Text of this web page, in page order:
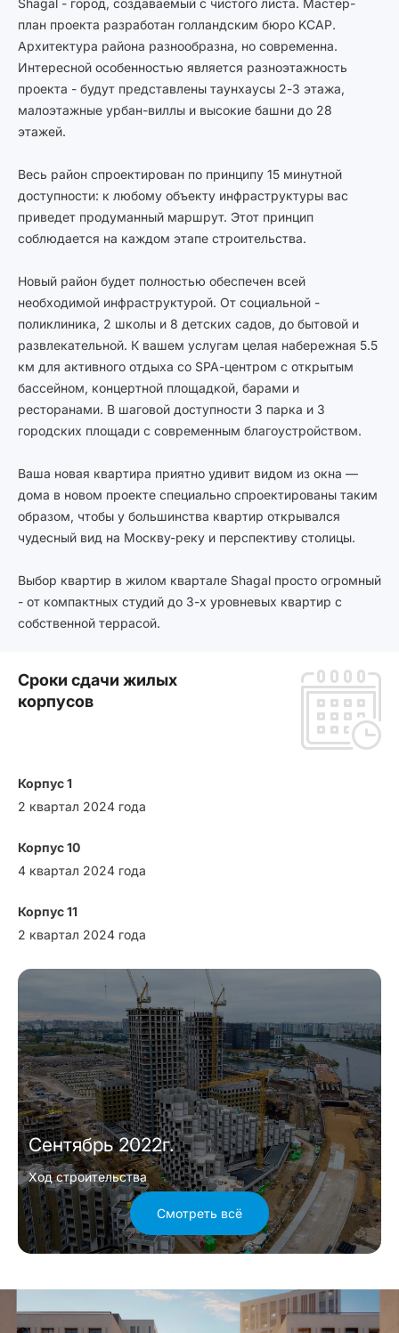
Shagal - город, создаваемый с чистого листа. Мастер-
план проекта разработан голландским бюро KCAP.
Архитектура района разнообразна, но современна.
Интересной особенностью является разноэтажность
проекта - будут представлены таунхаусы 2-3 этажа,
малоэтажные урбан-виллы и высокие башни до 28
этажей.
Весь район спроектирован по принципу 15 минутной
доступности: к любому объекту инфраструктуры вас
приведет продуманный маршрут. Этот принцип
соблюдается на каждом этапе строительства.
Новый район будет полностью обеспечен всей
необходимой инфраструктурой. От социальной -
поликлиника, 2 школы и 8 детских садов, до бытовой и
развлекательной. К вашем услугам целая набережная 5.5
км для активного отдыха со SPA-центром с открытым
бассейном, концертной площадкой, барами и
ресторанами. В шаговой доступности 3 парка и 3
городских площади с современным благоустройством.
Ваша новая квартира приятно удивит видом из окна —
дома в новом проекте специально спроектированы таким
образом, чтобы у большинства квартир открывался
чудесный вид на Москву-реку и перспективу столицы.
Выбор квартир в жилом квартале Shagal просто огромный
- от компактных студий до 3-х уровневых квартир с
собственной террасой.
Сроки сдачи жилых
корпусов
Корпус 1
2 квартал 2024 года
Корпус 10
4 квартал 2024 года
Корпус 11
2 квартал 2024 года
Сентябрь 2022г.
Ход строительства
Смотреть всё